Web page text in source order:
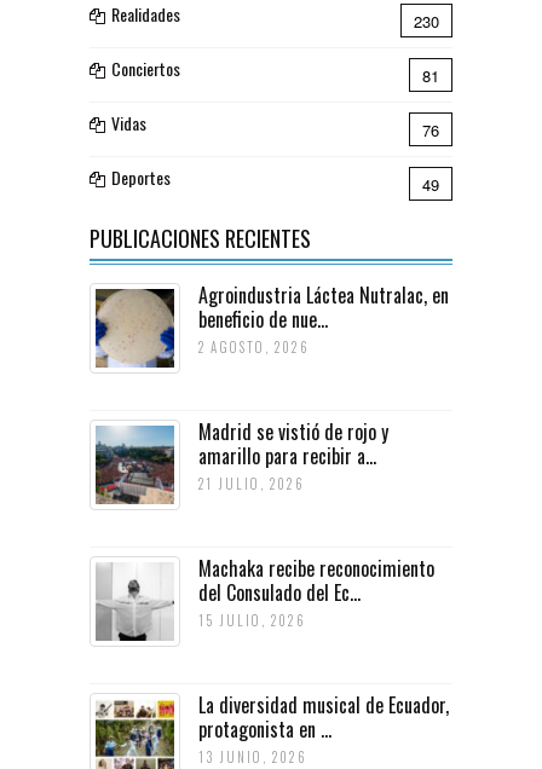
Realidades 230
Conciertos 81
Vidas 76
Deportes 49
PUBLICACIONES RECIENTES
Agroindustria Láctea Nutralac, en
beneficio de nue...
2 AGOSTO, 2026
Madrid se vistió de rojo y
amarillo para recibir a...
21 JULIO, 2026
Machaka recibe reconocimiento
del Consulado del Ec...
15 JULIO, 2026
La diversidad musical de Ecuador,
protagonista en ...
13 JUNIO, 2026